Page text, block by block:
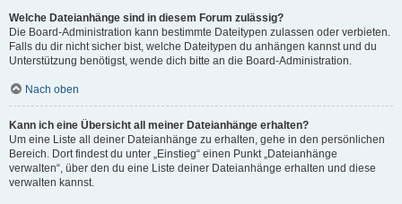
Welche Dateianhänge sind in diesem Forum zulässig?
Die Board-Administration kann bestimmte Dateitypen zulassen oder verbieten.
Falls du dir nicht sicher bist, welche Dateitypen du anhängen kannst und du
Unterstützung benötigst, wende dich bitte an die Board-Administration.
Nach oben
Kann ich eine Übersicht all meiner Dateianhänge erhalten?
Um eine Liste all deiner Dateianhänge zu erhalten, gehe in den persönlichen
Bereich. Dort findest du unter „Einstieg“ einen Punkt „Dateianhänge
verwalten“, über den du eine Liste deiner Dateianhänge erhalten und diese
verwalten kannst.